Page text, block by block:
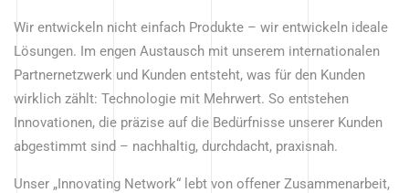
Wir entwickeln nicht einfach Produkte – wir entwickeln ideale
Lösungen. Im engen Austausch mit unserem internationalen
Partnernetzwerk und Kunden entsteht, was für den Kunden
wirklich zählt: Technologie mit Mehrwert. So entstehen
Innovationen, die präzise auf die Bedürfnisse unserer Kunden
abgestimmt sind – nachhaltig, durchdacht, praxisnah.
Unser „Innovating Network“ lebt von offener Zusammenarbeit,